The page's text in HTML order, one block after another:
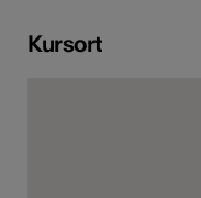
Kursort